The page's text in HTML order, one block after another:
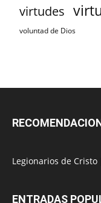
virtudes
voluntad de Dios
Legionarios de Cristo
ENTRADAS